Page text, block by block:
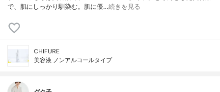
で、肌にしっかり馴染む。肌に優…続きを見る
CHIFURE
美容液 ノンアルコールタイプ